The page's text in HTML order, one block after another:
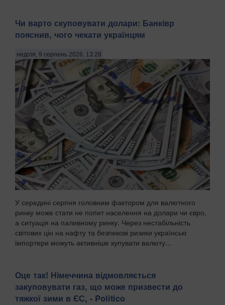
Чи варто скуповувати долари: Банківр
пояснив, чого чекати українцям
неділя, 9 серпень 2026, 13:28
У середині серпня головним фактором для валютного
ринку може стати не попит населення на долари чи євро,
а ситуація на паливному ринку. Через нестабільність
світових цін на нафту та безпекові ризики українські
імпортери можуть активніше купувати валюту...
Оце так! Німеччина відмовляється
закуповувати газ, що може призвести до
тяжкої зими в ЄС, - Politico